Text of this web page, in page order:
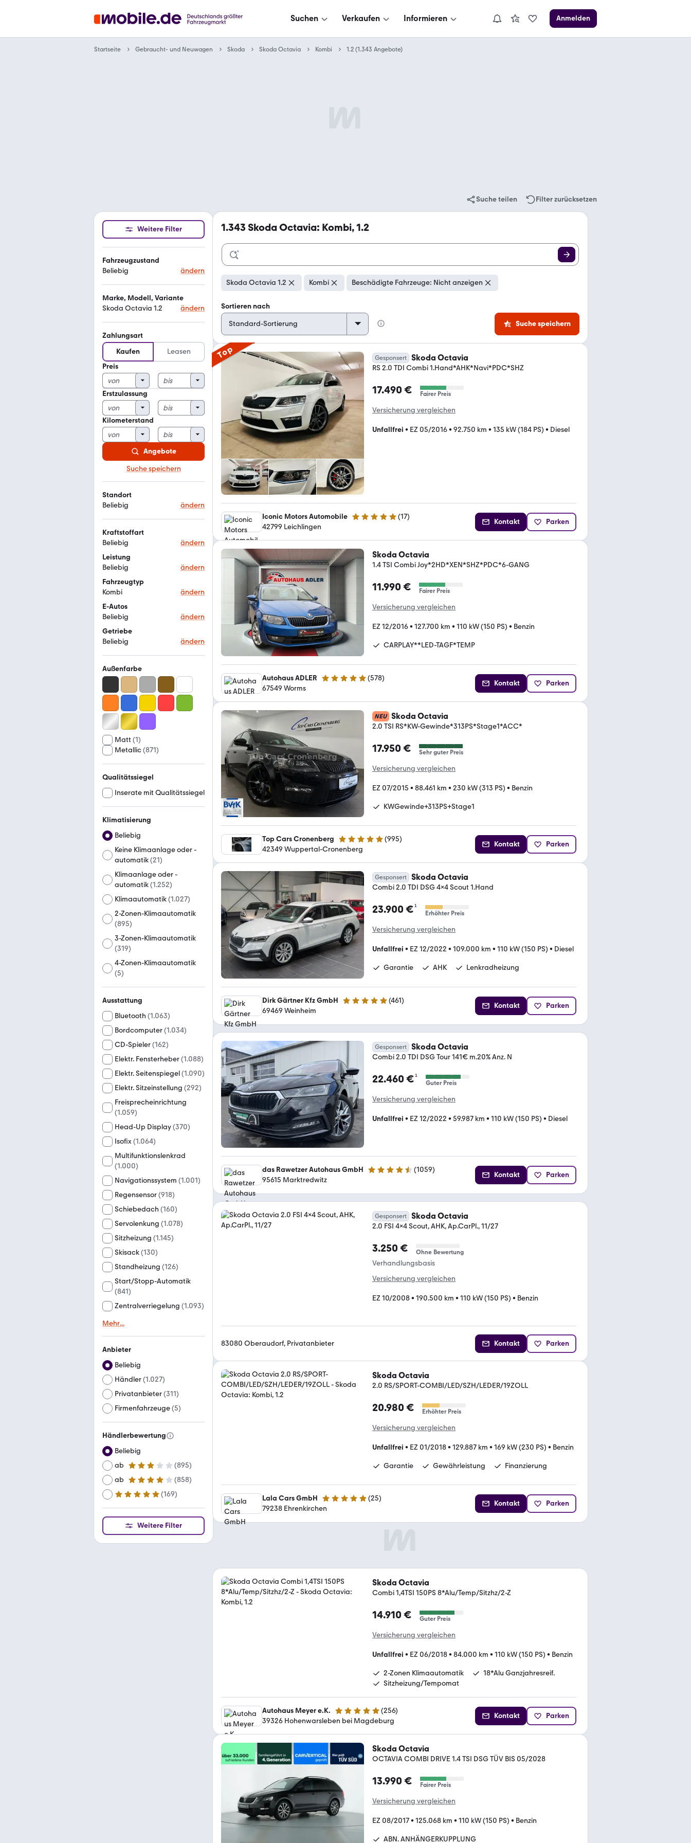
Suchen Verkaufen Informieren Anmelden
Startseite Gebraucht- und Neuwagen Skoda Skoda Octavia Kombi 1.2 (1.343 Angebote)
Suche teilen Filter zurücksetzen
Weitere Filter
Fahrzeugzustand
Beliebig
ändern
Marke, Modell, Variante
Skoda Octavia 1.2
ändern
Zahlungsart
Kaufen
Leasen
Preis
Erstzulassung
Kilometerstand
Angebote
Suche speichern
Standort
Beliebig
ändern
Kraftstoffart
Beliebig
ändern
Leistung
Beliebig
ändern
Fahrzeugtyp
Kombi
ändern
E-Autos
Beliebig
ändern
Getriebe
Beliebig
ändern
Außenfarbe
Matt (1)
Metallic(871)
Qualitätssiegel
Inserate mit Qualitätssiegel
Klimatisierung
Beliebig
Keine Klimaanlage oder -
automatik(21)
Klimaanlage oder -
automatik(1.252)
Klimaautomatik(1.027)
2-Zonen-Klimaautomatik
(895)
3-Zonen-Klimaautomatik
(319)
4-Zonen-Klimaautomatik
(5)
Ausstattung
Bluetooth (1.063)
Bordcomputer(1.034)
CD-Spieler(162)
Elektr. Fensterheber(1.088)
Elektr. Seitenspiegel(1.090)
Elektr. Sitzeinstellung (292)
Freisprecheinrichtung
(1.059)
Head-Up Display(370)
Isofix(1.064)
Multifunktionslenkrad
(1.000)
Navigationssystem (1.001)
Regensensor(918)
Schiebedach (160)
Servolenkung (1.078)
Sitzheizung (1.145)
Skisack(130)
Standheizung (126)
Start/Stopp-Automatik
(841)
Zentralverriegelung (1.093)
Mehr...
Anbieter
Beliebig
Händler(1.027)
Privatanbieter(311)
Firmenfahrzeuge(5)
Händlerbewertung
Beliebig
ab
3 Sterne (895)
ab
4 Sterne (858)
ab
5 Sterne (169)
Weitere Filter
1.343 Skoda Octavia: Kombi, 1.2
Skoda Octavia 1.2 Kombi Beschädigte Fahrzeuge: Nicht anzeigen
Sortieren nach
Suche speichern
Top Gesponsert Skoda Octavia
RS 2.0 TDI Combi 1.Hand*AHK*Navi*PDC*SHZ
17.490 € Fairer Preis
Versicherung vergleichen
Unfallfrei • EZ 05/2016• 92.750 km • 135 kW (184 PS) • Diesel
Iconic Motors Automobile 5 Sterne (17)
42799 Leichlingen
Kontakt Parken
Skoda Octavia
1.4 TSI Combi Joy*2HD*XEN*SHZ*PDC*6-GANG
11.990 € Fairer Preis
Versicherung vergleichen
EZ 12/2016• 127.700 km • 110 kW (150 PS) • Benzin
CARPLAY**LED-TAGF*TEMP
Autohaus ADLER 4.9 Sterne (578)
67549 Worms
Kontakt Parken
NEU Skoda Octavia
2.0 TSI RS*KW-Gewinde*313PS*Stage1*ACC*
17.950 € Sehr guter Preis
Versicherung vergleichen
EZ 07/2015 • 88.461 km • 230 kW (313 PS) • Benzin
KWGewinde+313PS+Stage1
Top Cars Cronenberg 4.9 Sterne (995)
42349 Wuppertal-Cronenberg
Kontakt Parken
Gesponsert Skoda Octavia
Combi 2.0 TDI DSG 4x4 Scout 1.Hand
23.900 €¹
Erhöhter Preis
Versicherung vergleichen
Unfallfrei • EZ 12/2022 • 109.000 km • 110 kW (150 PS) • Diesel
Garantie AHK Lenkradheizung
Dirk Gärtner Kfz GmbH 4.9 Sterne (461)
69469 Weinheim
Kontakt Parken
Gesponsert Skoda Octavia
Combi 2.0 TDI DSG Tour 141€ m.20% Anz. N
22.460 €¹
Guter Preis
Versicherung vergleichen
Unfallfrei • EZ 12/2022 • 59.987 km • 110 kW (150 PS) • Diesel
das Rawetzer Autohaus GmbH 4.6 Sterne (1059)
95615 Marktredwitz
Kontakt Parken
Gesponsert Skoda Octavia
2.0 FSI 4x4 Scout, AHK, Ap.CarPl., 11/27
3.250 € Ohne Bewertung
Verhandlungsbasis
Versicherung vergleichen
EZ 10/2008• 190.500 km • 110 kW (150 PS) • Benzin
83080 Oberaudorf, Privatanbieter Kontakt Parken
Skoda Octavia
2.0 RS/SPORT-COMBI/LED/SZH/LEDER/19ZOLL
20.980 € Erhöhter Preis
Versicherung vergleichen
Unfallfrei • EZ 01/2018• 129.887 km • 169 kW (230 PS) • Benzin
Garantie Gewährleistung Finanzierung
Lala Cars GmbH 5 Sterne (25)
79238 Ehrenkirchen
Kontakt Parken
Skoda Octavia
Combi 1,4TSI 150PS 8*Alu/Temp/Sitzhz/2-Z
14.910 € Guter Preis
Versicherung vergleichen
Unfallfrei • EZ 06/2018• 84.000 km • 110 kW (150 PS) • Benzin
2-Zonen Klimaautomatik
18*Alu Ganzjahresreif.
Sitzheizung/Tempomat
Autohaus Meyer e.K. 4.8 Sterne (256)
39326 Hohenwarsleben bei Magdeburg
Kontakt Parken
Skoda Octavia
OCTAVIA COMBI DRIVE 1.4 TSI DSG TÜV BIS 05/2028
13.990 € Fairer Preis
Versicherung vergleichen
EZ 08/2017• 125.068 km • 110 kW (150 PS) • Benzin
ABN. ANHÄNGERKUPPLUNG